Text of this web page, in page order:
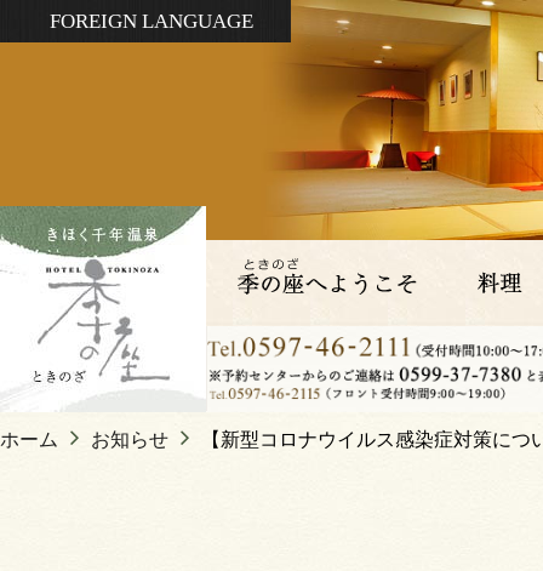
FOREIGN LANGUAGE
ホーム お知らせ 【新型コロナウイルス感染症対策につ